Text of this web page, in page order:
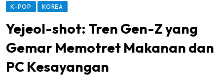
K-POP KOREA
Yejeol-shot: Tren Gen-Z yang
Gemar Memotret Makanan dan
PC Kesayangan